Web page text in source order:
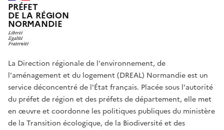
PRÉFET
DE LA RÉGION
NORMANDIE
La Direction régionale de l'environnement, de
l'aménagement et du logement (DREAL) Normandie est un
service déconcentré de l'État français. Placée sous l'autorité
du préfet de région et des préfets de département, elle met
en œuvre et coordonne les politiques publiques du ministère
de la Transition écologique, de la Biodiversité et des